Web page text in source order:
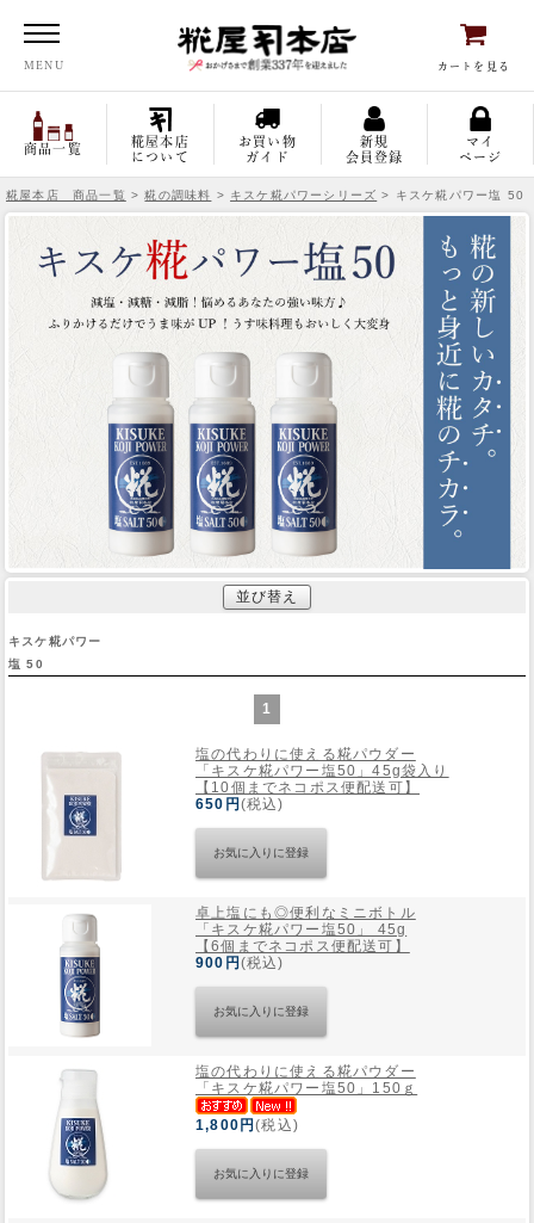
MENU
Site
カートを見る
商品一覧
糀屋本店
について
お買い物
ガイド
新規
会員登録
マイ
ページ
糀屋本店 商品一覧 >糀の調味料 > キスケ糀パワーシリーズ > キスケ糀パワー塩 50
並び替え
キスケ糀パワー
塩 50
1
塩の代わりに使える糀パウダー
「キスケ糀パワー塩50」45g袋入り
【10個までネコポス便配送可】
650円(税込)
卓上塩にも◎便利なミニボトル
「キスケ糀パワー塩50」 45g
【6個までネコポス便配送可】
900円(税込)
塩の代わりに使える糀パウダー
「キスケ糀パワー塩50」150ｇ
1,800円(税込)